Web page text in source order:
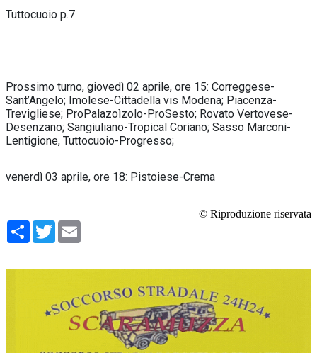
Tuttocuoio p.7
Prossimo turno, giovedì 02 aprile, ore 15: Correggese-
Sant’Angelo; Imolese-Cittadella vis Modena; Piacenza-
Trevigliese; ProPalazoìzolo-ProSesto; Rovato Vertovese-
Desenzano; Sangiuliano-Tropical Coriano; Sasso Marconi-
Lentigione, Tuttocuoio-Progresso;
venerdì 03 aprile, ore 18: Pistoiese-Crema
© Riproduzione riservata
Condividi
Twitter